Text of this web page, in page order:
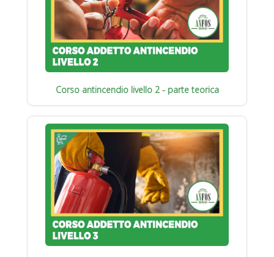
Corso antincendio livello 2 - parte teorica